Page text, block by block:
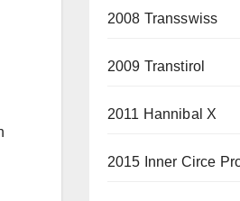
2008 Transswiss
2009 Transtirol
2011 Hannibal X
2015 Inner Circe